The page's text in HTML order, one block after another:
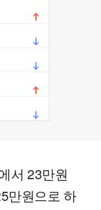
서 23만원
만원으로 하